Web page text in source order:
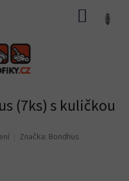
(7ks) s kuličkou
Značka: Bondhus